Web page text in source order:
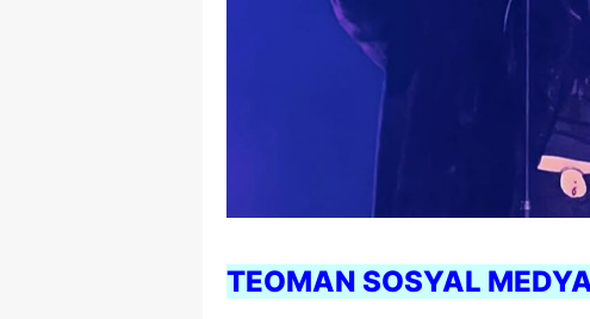
TEOMAN SOSYAL